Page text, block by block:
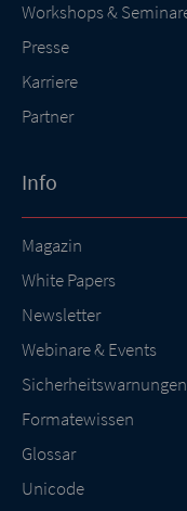
Workshops &
Presse
Karriere
Partner
Info
Magazin
White Papers
Newsletter
Webinare & Events
Sicherheitswarnungen
Formatewissen
Glossar
Unicode